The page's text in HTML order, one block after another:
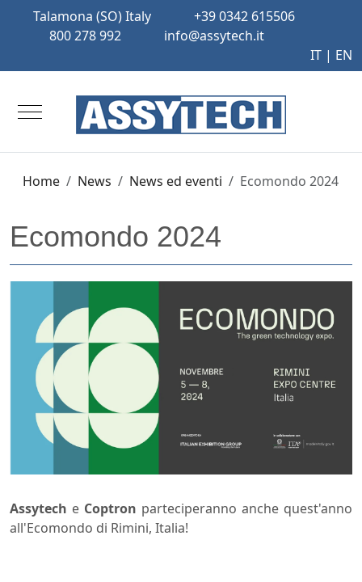
Talamona (SO) Italy
+39 0342 615506
800 278 992
info@assytech.it
IT | EN
Mobile Menu Toggle
Home News News ed eventi Ecomondo 2024
Ecomondo 2024
Assytech e Coptron parteciperanno anche quest'anno
all'Ecomondo di Rimini, Italia!